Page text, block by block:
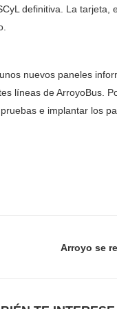
definitiva. La tarjeta,
nuevos paneles
líneas de ArroyoBus.
e implantar los
Arroyo se